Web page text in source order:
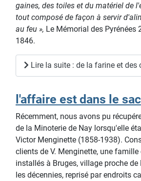
gaines, des toiles et du matériel de
tout composé de façon à servir
au feu », Le Mémorial des Pyrénées
1846.
Lire la suite : de la farine et des
l'affaire est dans le sac
Récemment, nous avons pu
de la Minoterie de Nay lorsqu'elle
Victor Menginette (1858-1938).
clients de V. Menginette, une
installés à Bruges, village proche de
les décennies, reprisé par endroits